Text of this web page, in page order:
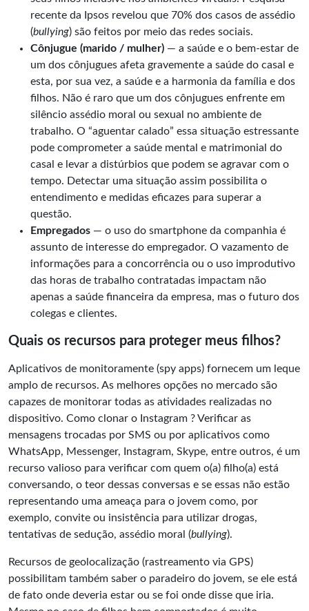
recente da Ipsos revelou que 70% dos casos de assédio
(bullying) são feitos por meio das redes sociais.
Cônjugue (marido / mulher) — a saúde e o bem-estar de
um dos cônjugues afeta gravemente a saúde do casal e
esta, por sua vez, a saúde e a harmonia da família e dos
filhos. Não é raro que um dos cônjugues enfrente em
silêncio assédio moral ou sexual no ambiente de
trabalho. O “aguentar calado” essa situação estressante
pode comprometer a saúde mental e matrimonial do
casal e levar a distúrbios que podem se agravar com o
tempo. Detectar uma situação assim possibilita o
entendimento e medidas eficazes para superar a
questão.
Empregados — o uso do smartphone da companhia é
assunto de interesse do empregador. O vazamento de
informações para a concorrência ou o uso improdutivo
das horas de trabalho contratadas impactam não
apenas a saúde financeira da empresa, mas o futuro dos
colegas e clientes.
Quais os recursos para proteger meus filhos?
Aplicativos de monitoramente (spy apps) fornecem um leque
amplo de recursos. As melhores opções no mercado são
capazes de monitorar todas as atividades realizadas no
dispositivo. Como clonar o Instagram ? Verificar as
mensagens trocadas por SMS ou por aplicativos como
WhatsApp, Messenger, Instagram, Skype, entre outros, é um
recurso valioso para verificar com quem o(a) filho(a) está
conversando, o teor dessas conversas e se essas não estão
representando uma ameaça para o jovem como, por
exemplo, convite ou insistência para utilizar drogas,
tentativas de sedução, assédio moral (bullying).
Recursos de geolocalização (rastreamento via GPS)
possibilitam também saber o paradeiro do jovem, se ele está
de fato onde deveria estar ou se foi onde disse que iria.